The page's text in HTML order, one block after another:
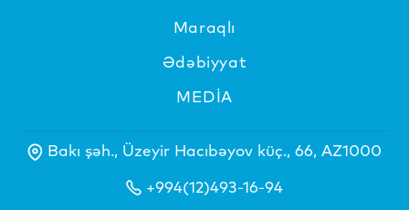
Maraqlı
Ədəbiyyat
MEDİA
Bakı şəh., Üzeyir Hacıbəyov küç., 66, AZ1000
+994(12)493-16-94